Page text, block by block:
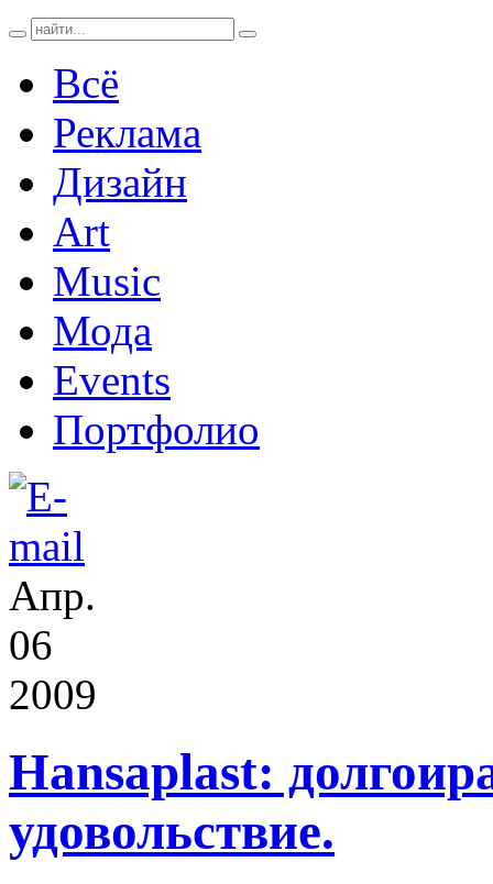
Всё
Реклама
Дизайн
Art
Music
Мода
Events
Портфолио
Апр.
06
2009
Hansaplast:
удовольствие.